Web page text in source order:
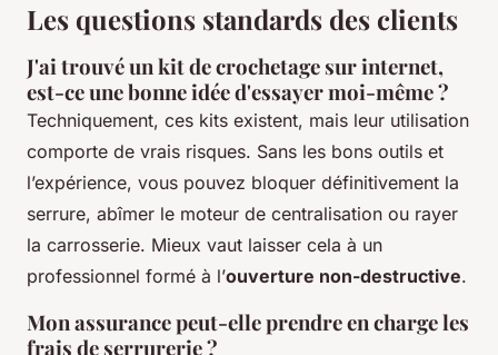
Les questions standards des clients
J'ai trouvé un kit de crochetage sur internet,
est-ce une bonne idée d'essayer moi-même ?
Techniquement, ces kits existent, mais leur utilisation
comporte de vrais risques. Sans les bons outils et
l’expérience, vous pouvez bloquer définitivement la
serrure, abîmer le moteur de centralisation ou rayer
la carrosserie. Mieux vaut laisser cela à un
professionnel formé à l’ouverture non-destructive.
Mon assurance peut-elle prendre en charge les
frais de serrurerie ?